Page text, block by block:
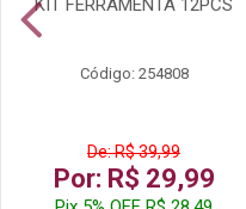
KIT FERRAMENTA 12PCS
Código: 254808
De: R$ 39,99
Por: R$ 29,99